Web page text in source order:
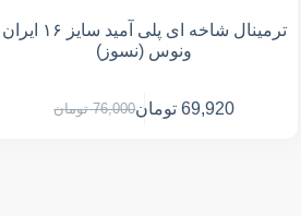
ترمینال شاخه ای پلی آمید سایز ۱۶ ایران
ونوس (نسوز)
76,000 تومان 69,920 تومان